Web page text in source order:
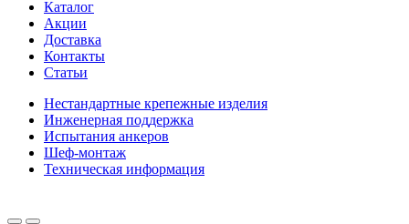
Каталог
Акции
Доставка
Контакты
Статьи
Нестандартные крепежные изделия
Инженерная поддержка
Испытания анкеров
Шеф-монтаж
Техническая информация